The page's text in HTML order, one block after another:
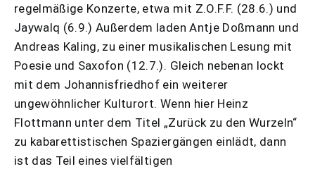
regelmäßige Konzerte, etwa mit Z.O.F.F. (28.6.) und
Jaywalq (6.9.) Außerdem laden Antje Doßmann und
Andreas Kaling, zu einer musikalischen Lesung mit
Poesie und Saxofon (12.7.). Gleich nebenan lockt
mit dem Johannisfriedhof ein weiterer
ungewöhnlicher Kulturort. Wenn hier Heinz
Flottmann unter dem Titel „Zurück zu den Wurzeln“
zu kabarettistischen Spaziergängen einlädt, dann
ist das Teil eines vielfältigen